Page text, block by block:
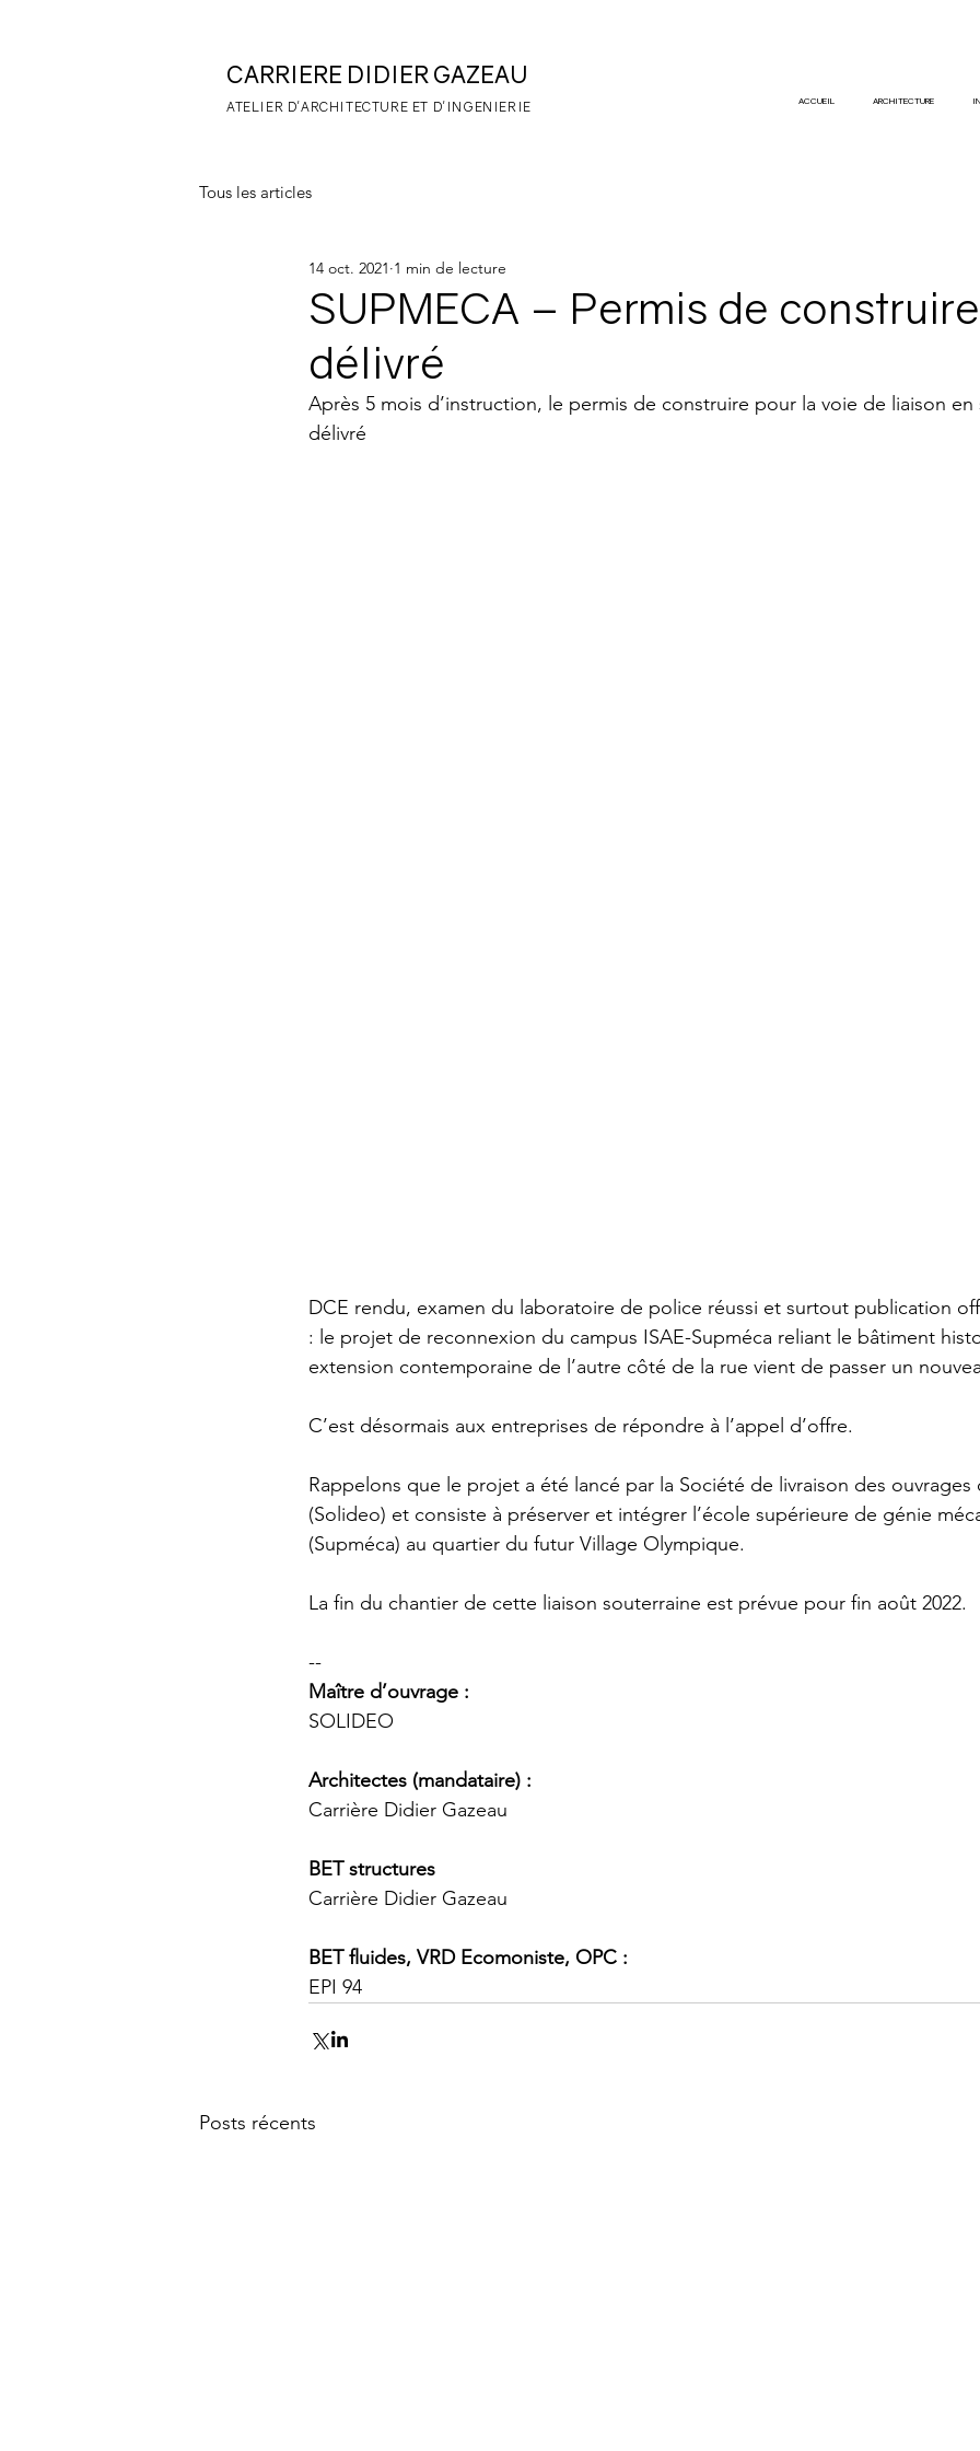
CARRIERE DIDIER GAZEAU
ATELIER D'ARCHITECTURE ET D'INGENIERIE ACCUEIL ARCHITECTURE
Tous les articles
SUPMECA – Permis de construire
délivré
14 oct. 2021 1 min de lecture
Après 5 mois d’instruction, le permis de construire pour la voie de liaison en
délivré
DCE rendu, examen du laboratoire de police réussi et surtout publication
: le projet de reconnexion du campus ISAE-Supméca reliant le bâtiment
extension contemporaine de l’autre côté de la rue vient de passer un
C’est désormais aux entreprises de répondre à l’appel d’offre.
Rappelons que le projet a été lancé par la Société de livraison des ouvrages
(Solideo) et consiste à préserver et intégrer l’école supérieure de génie
(Supméca) au quartier du futur Village Olympique.
La fin du chantier de cette liaison souterraine est prévue pour fin août 2022.
--
Maître d’ouvrage :
SOLIDEO
Architectes (mandataire) :
Carrière Didier Gazeau
BET structures
Carrière Didier Gazeau
BET fluides, VRD Ecomoniste, OPC :
EPI 94
Posts récents